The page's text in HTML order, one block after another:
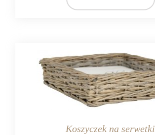
Koszyczek na serwetki